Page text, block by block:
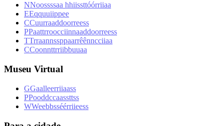
NNoossssaa hhiissttóórriiaa
EEqquuiippee
CCuurraaddoorreess
PPaattrroocciinnaaddoorreess
TTrraannssppaarrêênncciiaa
CCoonnttrriibbuuaa
Museu Virtual
GGaalleerriiaass
PPooddccaassttss
WWeebbsséérriieess